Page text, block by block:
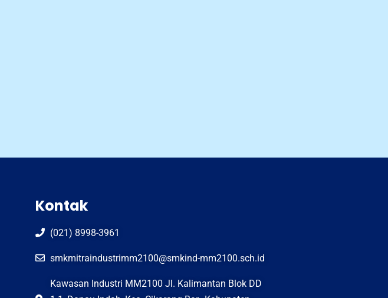
Kontak
(021) 8998-3961
smkmitraindustrimm2100@smkind-mm2100.sch.id
Kawasan Industri MM2100 Jl. Kalimantan Blok DD